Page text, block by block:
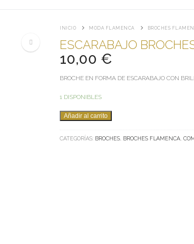
INICIO MODA FLAMENCA BROCHES
ESCARABAJO
10,00 €
BROCHE EN FORMA DE ESCARABAJO CON
1 DISPONIBLES
ESCARABAJO
CANTIDAD
Añadir al carrito
CATEGORÍAS: BROCHES, BROCHES FLAMENCA,